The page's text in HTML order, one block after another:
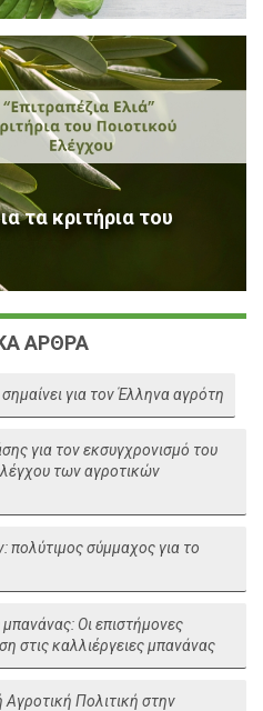
τα κριτήρια του
ΑΡΘΡΑ
για τον Έλληνα αγρότη
για τον εκσυγχρονισμό του
των αγροτικών
πολύτιμος σύμμαχος για το
Οι επιστήμονες
στις καλλιέργειες μπανάνας
Αγροτική Πολιτική στην